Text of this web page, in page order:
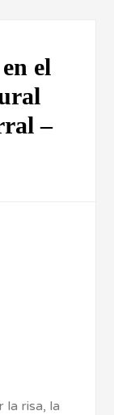
el
–
la risa, la